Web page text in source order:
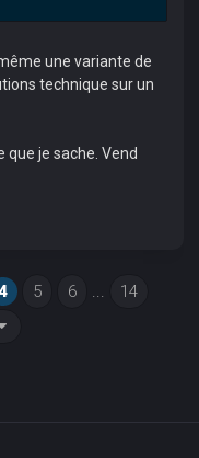
une variante de
technique sur un
que je sache. Vend
5 6 ...
14